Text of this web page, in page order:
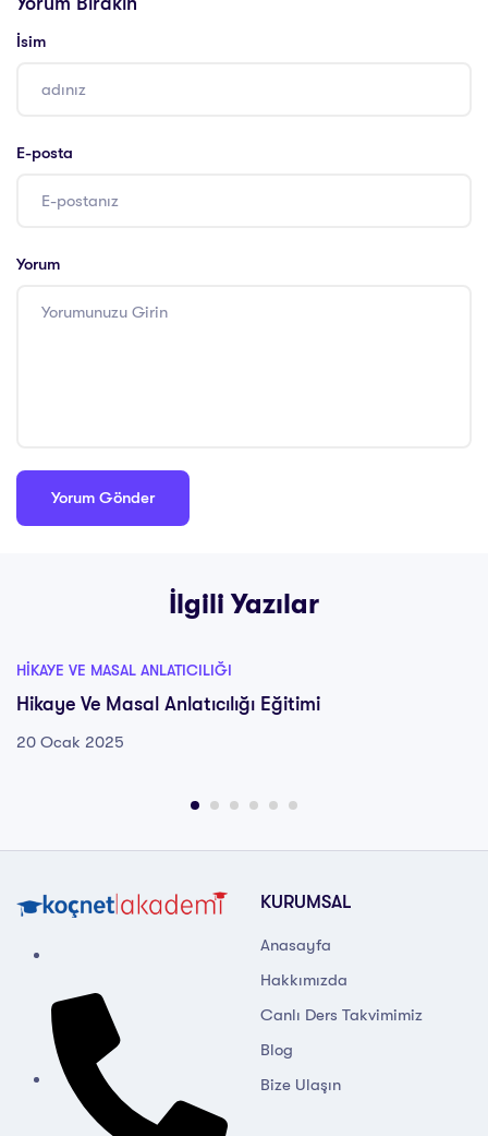
İsim
E-posta
Yorum
İlgili Yazılar
HIKAYE VE MASAL ANLATICILIĞI
Hikaye Ve Masal Anlatıcılığı Eğitimi
20 Ocak 2025
KURUMSAL
Anasayfa
Hakkımızda
Canlı Ders Takvimimiz
Blog
Bize Ulaşın